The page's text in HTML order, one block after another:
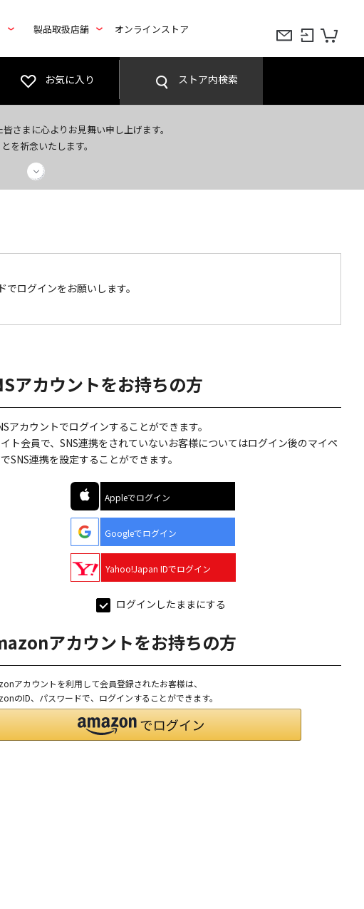
製品取扱店舗 オンラインストア
お気に入り ストア内検索
さまに心よりお見舞い申し上げます。
を祈念いたします。
！
ログインをお願いします。
アカウントをお持ちの方
アカウントでログインすることができます。
ト会員で、SNS連携をされていないお客様についてはログイン後のマイペ
SNS連携を設定することができます。
Appleでログイン
Googleでログイン
Yahoo!Japan IDでログイン
ログインしたままにする
アカウントをお持ちの方
アカウントを利用して会員登録されたお客様は、
のID、パスワードで、ログインすることができます。